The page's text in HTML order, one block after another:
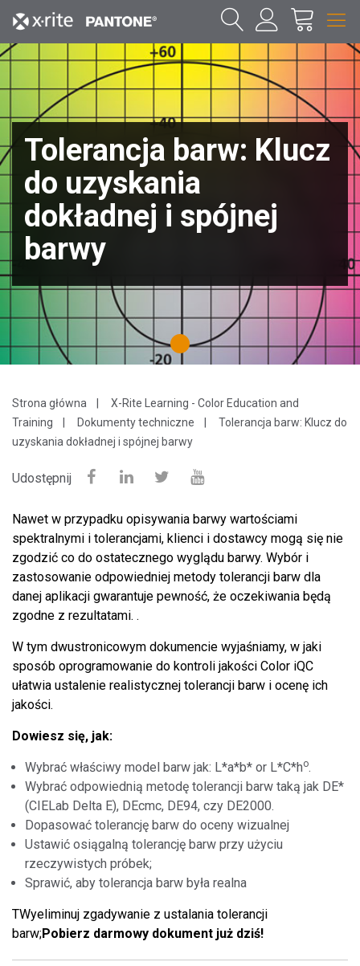
Tolerancja barw: Klucz
do uzyskania
dokładnej i spójnej
barwy
1
Strona główna
X-Rite Learning - Color Education and
Training
Dokumenty techniczne
Tolerancja barw: Klucz do
uzyskania dokładnej i spójnej barwy
Udostępnij
Nawet w przypadku opisywania barwy wartościami
spektralnymi i tolerancjami, klienci i dostawcy mogą się nie
zgodzić co do ostatecznego wyglądu barwy. Wybór i
zastosowanie odpowiedniej metody tolerancji barw dla
danej aplikacji gwarantuje pewność, że oczekiwania będą
zgodne z rezultatami. .
W tym dwustronicowym dokumencie wyjaśniamy, w jaki
sposób oprogramowanie do kontroli jakości Color iQC
ułatwia ustalenie realistycznej tolerancji barw i ocenę ich
jakości.
Dowiesz się, jak:
Wybrać właściwy model barw jak: L*a*b* or L*C*ho.
Wybrać odpowiednią metodę tolerancji barw taką jak DE*
(CIELab Delta E), DEcmc, DE94, czy DE2000.
Dopasować tolerancję barw do oceny wizualnej
Ustawić osiągalną tolerancję barw przy użyciu
rzeczywistych próbek;
Sprawić, aby tolerancja barw była realna
TWyeliminuj zgadywanie z ustalania tolerancji
barw;Pobierz darmowy dokument już dziś!